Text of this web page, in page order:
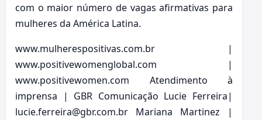
com o maior número de vagas afirmativas para
mulheres da América Latina.
www.mulherespositivas.com.br |
www.positivewomenglobal.com |
www.positivewomen.com Atendimento à
imprensa | GBR Comunicação Lucie Ferreira|
lucie.ferreira@gbr.com.br Mariana Martinez |